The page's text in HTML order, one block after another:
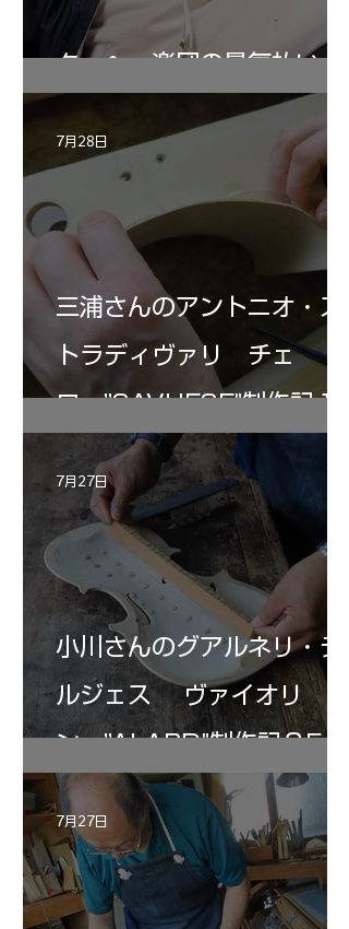
ターヘー楽団の暑気払い
三浦さんのアントニオ・ス
トラディヴァリ チェ
ロ ”SAVUESE"制作記１2
7月28日
小川さんのグアルネリ・デ
ルジェス ヴァイオリ
ン ”ALARD"制作記３5
7月27日
7月27日